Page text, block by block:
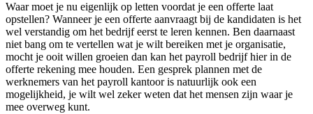
Waar moet je nu eigenlijk op letten voordat je een offerte laat
opstellen? Wanneer je een offerte aanvraagt bij de kandidaten is het
wel verstandig om het bedrijf eerst te leren kennen. Ben daarnaast
niet bang om te vertellen wat je wilt bereiken met je organisatie,
mocht je ooit willen groeien dan kan het payroll bedrijf hier in de
offerte rekening mee houden. Een gesprek plannen met de
werknemers van het payroll kantoor is natuurlijk ook een
mogelijkheid, je wilt wel zeker weten dat het mensen zijn waar je
mee overweg kunt.